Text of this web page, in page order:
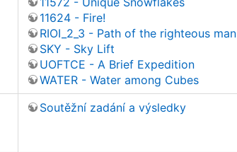
11624 - Fire!
RIOI_2_3 - Path of the righteous man
SKY - Sky Lift
UOFTCE - A Brief Expedition
WATER - Water among Cubes
Soutěžní zadání a výsledky